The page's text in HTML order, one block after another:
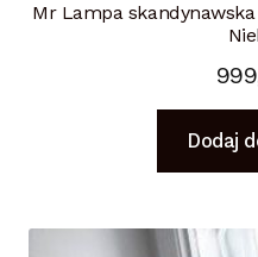
Mr Lampa
Dodaj